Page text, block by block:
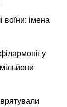
воїни: імена
у